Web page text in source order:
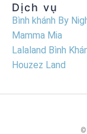
Dịch vụ
Bình khánh By
Mamma Mia
Lalaland Bình
Houzez Land
©